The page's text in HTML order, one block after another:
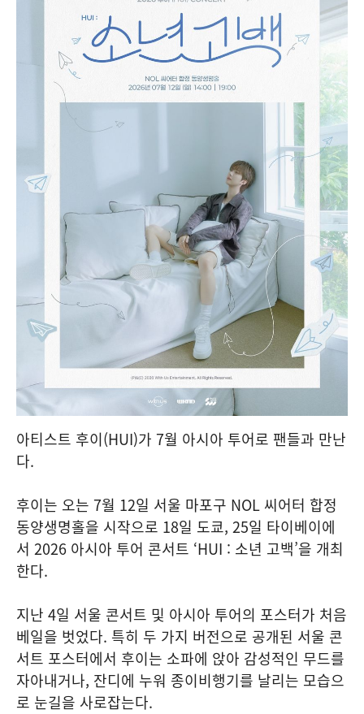
아티스트 후이(HUI)가 7월 아시아 투어로 팬들과 만난
다.
후이는 오는 7월 12일 서울 마포구 NOL 씨어터 합정
동양생명홀을 시작으로 18일 도쿄, 25일 타이베이에
서 2026 아시아 투어 콘서트 ‘HUI : 소년 고백’을 개최
한다.
지난 4일 서울 콘서트 및 아시아 투어의 포스터가 처음
베일을 벗었다. 특히 두 가지 버전으로 공개된 서울 콘
서트 포스터에서 후이는 소파에 앉아 감성적인 무드를
자아내거나, 잔디에 누워 종이비행기를 날리는 모습으
로 눈길을 사로잡는다.